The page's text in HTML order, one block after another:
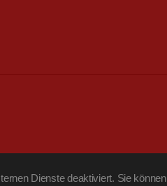
Dienste deaktiviert. Sie können